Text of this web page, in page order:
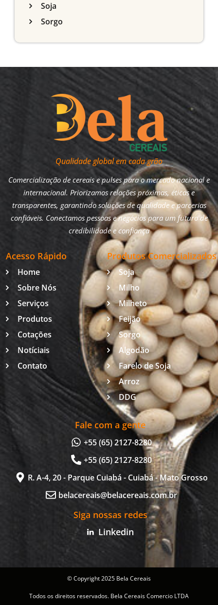
Soja
Sorgo
Qualidade global em cada grão
Comercialização de cereais e pulses para o mercado nacional e
internacional. Priorizamos relações próximas, éticas e
transparentes, garantindo soluções de qualidade e parcerias
confiáveis. Conectamos pessoas e negócios para um futuro de
credibilidade e confiança
Acesso Rápido
Home
Sobre Nós
Serviços
Produtos
Cotações
Notíciais
Contato
Produtos Comercializados
Soja
Milho
Milheto
Feijão
Sorgo
Algodão
Farelo de Soja
Arroz
DDG
Fale com a gente
+55 (65) 2127-8280
+55 (65) 2127-8280
R. A-4, 20 - Parque Cuiabá - Cuiabá - Mato Grosso
belacereais@belacereais.com.br
Siga nossas redes
Linkedin
© Copyright 2025 Bela Cereais
Todos os direitos reservados. Bela Cereais Comercio LTDA